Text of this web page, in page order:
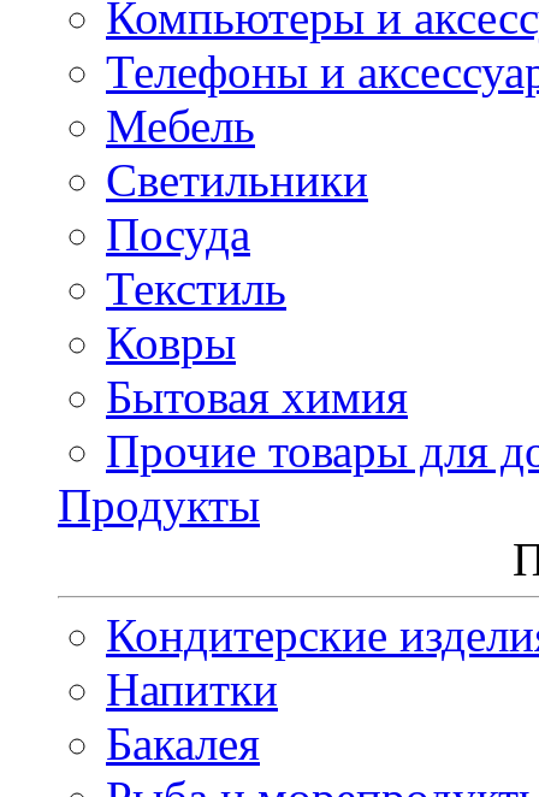
Компьютеры и
Телефоны и
Мебель
Светильники
Посуда
Текстиль
Ковры
Бытовая химия
Прочие товары для
Продукты
Кондитерские
Напитки
Бакалея